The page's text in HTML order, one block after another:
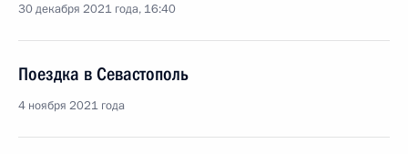
30 декабря 2021 года, 16:40
Поездка в Севастополь
4 ноября 2021 года